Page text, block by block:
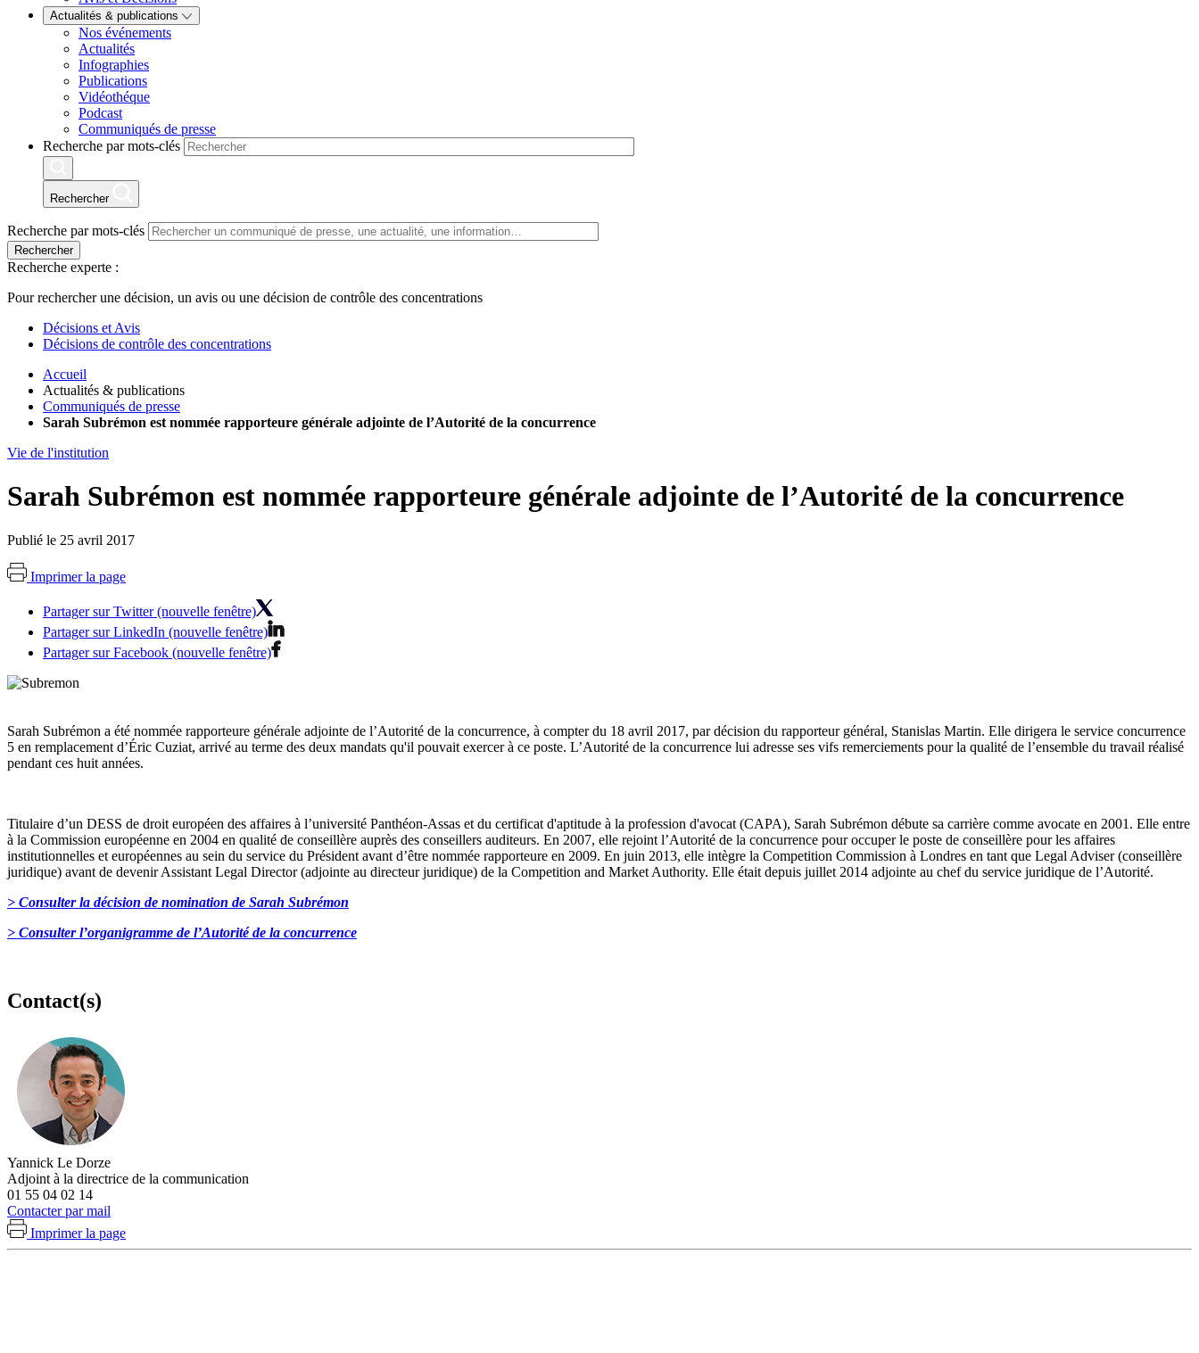
Actualités & publications
Nos événements
Actualités
Infographies
Publications
Vidéothéque
Podcast
Communiqués de presse
Recherche par mots-clés
Rechercher
Recherche par mots-clés
Rechercher
Recherche experte :
Pour rechercher une décision, un avis ou une décision de contrôle des concentrations
Décisions et Avis
Décisions de contrôle des concentrations
Accueil
Actualités & publications
Communiqués de presse
Sarah Subrémon est nommée rapporteure générale adjointe de l’Autorité de la concurrence
Vie de l'institution
Sarah Subrémon est nommée rapporteure générale adjointe de l’Autorité de la concurrence
Publié le 25 avril 2017
Imprimer la page
Partager sur Twitter (nouvelle fenêtre)
Partager sur LinkedIn (nouvelle fenêtre)
Partager sur Facebook (nouvelle fenêtre)
Sarah Subrémon a été nommée rapporteure générale adjointe de l’Autorité de la concurrence, à compter du 18 avril 2017, par décision du rapporteur général, Stanislas Martin. Elle dirigera le service concurrence
5 en remplacement d’Éric Cuziat, arrivé au terme des deux mandats qu'il pouvait exercer à ce poste. L’Autorité de la concurrence lui adresse ses vifs remerciements pour la qualité de l’ensemble du travail réalisé
pendant ces huit années.
Titulaire d’un DESS de droit européen des affaires à l’université Panthéon-Assas et du certificat d'aptitude à la profession d'avocat (CAPA), Sarah Subrémon débute sa carrière comme avocate en 2001. Elle entre
à la Commission européenne en 2004 en qualité de conseillère auprès des conseillers auditeurs. En 2007, elle rejoint l’Autorité de la concurrence pour occuper le poste de conseillère pour les affaires
institutionnelles et européennes au sein du service du Président avant d’être nommée rapporteure en 2009. En juin 2013, elle intègre la Competition Commission à Londres en tant que Legal Adviser (conseillère
juridique) avant de devenir Assistant Legal Director (adjointe au directeur juridique) de la Competition and Market Authority. Elle était depuis juillet 2014 adjointe au chef du service juridique de l’Autorité.
> Consulter la décision de nomination de Sarah Subrémon
> Consulter l’organigramme de l’Autorité de la concurrence
Contact(s)
Yannick Le Dorze
Adjoint à la directrice de la communication
01 55 04 02 14
Contacter par mail
Imprimer la page